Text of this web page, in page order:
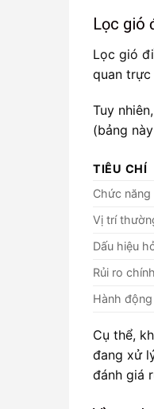
Lọc gió
Lọc gió
quan
Tuy
(bảng
TIÊU CHÍ
Chức năng
Vị trí
Dấu hiệu
Rủi ro chính
Hành
Cụ thể,
đang xử
đánh giá